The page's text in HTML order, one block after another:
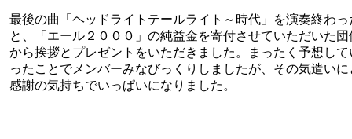
最後の曲「ヘッドライトテールライト～時代」を演奏終わっ
と、「エール２０００」の純益金を寄付させていただいた団
から挨拶とプレゼントをいただきました。まったく予想して
ったことでメンバーみなびっくりしましたが、その気遣いに
感謝の気持ちでいっぱいになりました。